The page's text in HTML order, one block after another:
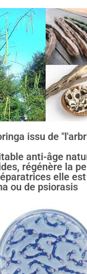
issu de
anti-âge
régénère la
elle
ou de psiorasis